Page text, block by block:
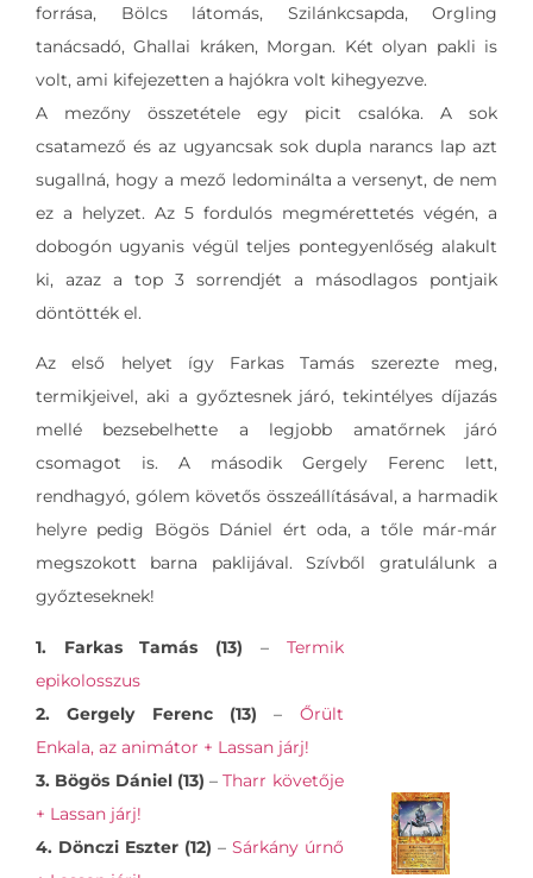
forrása, Bölcs látomás, Szilánkcsapda, Orgling
tanácsadó, Ghallai kráken, Morgan. Két olyan pakli is
volt, ami kifejezetten a hajókra volt kihegyezve.
A mezőny összetétele egy picit csalóka. A sok
csatamező és az ugyancsak sok dupla narancs lap azt
sugallná, hogy a mező ledominálta a versenyt, de nem
ez a helyzet. Az 5 fordulós megmérettetés végén, a
dobogón ugyanis végül teljes pontegyenlőség alakult
ki, azaz a top 3 sorrendjét a másodlagos pontjaik
döntötték el.
Az első helyet így Farkas Tamás szerezte meg,
termikjeivel, aki a győztesnek járó, tekintélyes díjazás
mellé bezsebelhette a legjobb amatőrnek járó
csomagot is. A második Gergely Ferenc lett,
rendhagyó, gólem követős összeállításával, a harmadik
helyre pedig Bögös Dániel ért oda, a tőle már-már
megszokott barna paklijával. Szívből gratulálunk a
győzteseknek!
1. Farkas Tamás (13) – Termik
epikolosszus
2. Gergely Ferenc (13) – Őrült
Enkala, az animátor + Lassan járj!
3. Bögös Dániel (13) –Tharr követője
+ Lassan járj!
4. Dönczi Eszter (12) – Sárkány úrnő